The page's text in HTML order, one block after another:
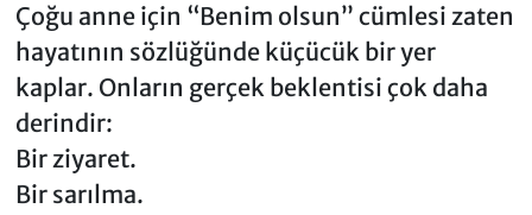
Çoğu anne için “Benim olsun” cümlesi zaten
hayatının sözlüğünde küçücük bir yer
kaplar. Onların gerçek beklentisi çok daha
derindir:
Bir ziyaret.
Bir sarılma.